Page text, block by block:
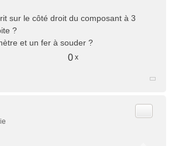
sur le côté droit du composant à 3
?
et un fer à souder ?
0 x